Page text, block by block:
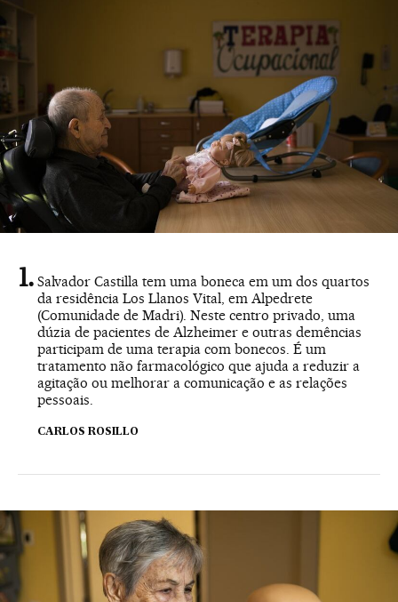
Salvador Castilla tem uma boneca em um dos quartos
da residência Los Llanos Vital, em Alpedrete
(Comunidade de Madri). Neste centro privado, uma
dúzia de pacientes de Alzheimer e outras demências
participam de uma terapia com bonecos. É um
tratamento não farmacológico que ajuda a reduzir a
agitação ou melhorar a comunicação e as relações
pessoais.
CARLOS ROSILLO